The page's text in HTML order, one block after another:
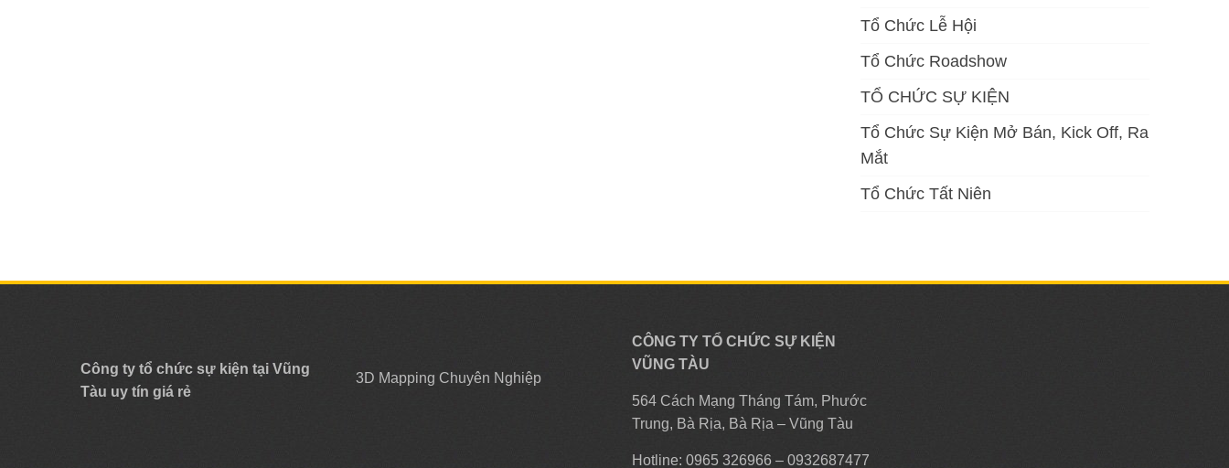
Tổ Chức Lễ Hội
Tổ Chức Roadshow
TỔ CHỨC SỰ KIỆN
Tổ Chức Sự Kiện Mở Bán, Kick Off, Ra
Mắt
Tổ Chức Tất Niên
Công ty tổ chức sự kiện tại Vũng
Tàu uy tín giá rẻ
3D Mapping Chuyên Nghiệp
CÔNG TY TỔ CHỨC SỰ KIỆN
VŨNG TÀU
564 Cách Mạng Tháng Tám, Phước
Trung, Bà Rịa, Bà Rịa – Vũng Tàu
Hotline: 0965 326966 – 0932687477